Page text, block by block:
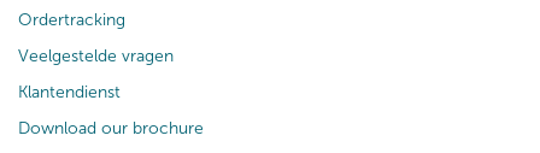
Ordertracking
Veelgestelde vragen
Klantendienst
Download our brochure